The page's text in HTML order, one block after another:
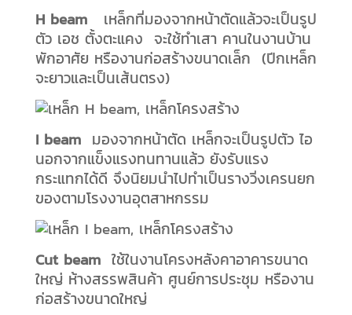
H beamเหล็กที่มองจากหน้าตัดแล้วจะเป็นรูป
ตัว เอช ตั้งตะแคง จะใช้ทำเสา คานในงานบ้าน
พักอาศัย หรืองานก่อสร้างขนาดเล็ก (ปีกเหล็ก
จะยาวและเป็นเส้นตรง)
I beam มองจากหน้าตัด เหล็กจะเป็นรูปตัว ไอ
นอกจากแข็งแรงทนทานแล้ว ยังรับแรง
กระแทกได้ดี จึงนิยมนำไปทำเป็นรางวิ่งเครนยก
ของตามโรงงานอุตสาหกรรม
Cut beamใช้ในงานโครงหลังคาอาคารขนาด
ใหญ่ ห้างสรรพสินค้า ศูนย์การประชุม หรืองาน
ก่อสร้างขนาดใหญ่